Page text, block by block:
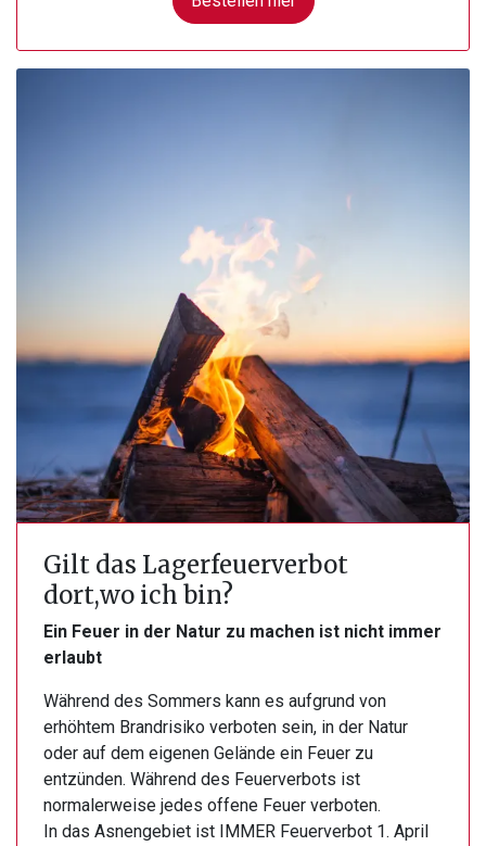
Gilt das Lagerfeuerverbot
dort,wo ich bin?
Ein Feuer in der Natur zu machen ist nicht immer
erlaubt
Während des Sommers kann es aufgrund von
erhöhtem Brandrisiko verboten sein, in der Natur
oder auf dem eigenen Gelände ein Feuer zu
entzünden. Während des Feuerverbots ist
normalerweise jedes offene Feuer verboten.
In das Asnengebiet ist IMMER Feuerverbot 1. April